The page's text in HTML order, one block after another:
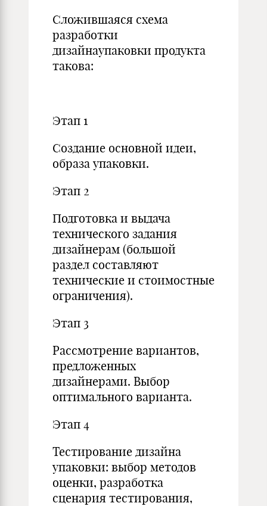
Сложившаяся схема
разработки
дизайнаупаковки продукта
такова:
Этап 1
Создание основной идеи,
образа упаковки.
Этап 2
Подготовка и выдача
технического задания
дизайнерам (большой
раздел составляют
технические и стоимостные
ограничения).
Этап 3
Рассмотрение вариантов,
предложенных
дизайнерами. Выбор
оптимального варианта.
Этап 4
Тестирование дизайна
упаковки: выбор методов
оценки, разработка
сценария тестирования,